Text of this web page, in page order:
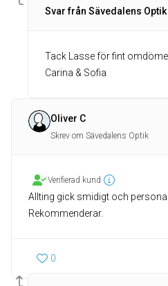
Svar från Sävedalens Optik
Tack Lasse för fint
Carina & Sofia
Oliver C
Skrev om Sävedalens Optik
Verifierad kund
Allting gick smidigt och
Rekommenderar.
0